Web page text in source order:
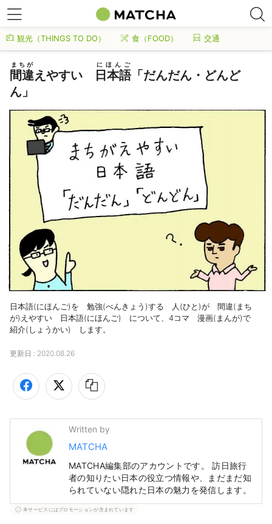
観光（THINGS TO DO） 食（FOOD） 交通
間違
まちが
えやすい 日本語
にほんご
「だんだん・どんど
ん」
日本語(にほんご)を　勉強(べんきょう)する　人(ひと)が　間違(まち
が)えやすい　日本語(にほんご)　について、4コマ　漫画(まんが)で
紹介(しょうかい)　します。
更新日 : 2020.08.26
Written by
MATCHA
MATCHA編集部のアカウントです。 訪日旅行
者の知りたい日本の役立つ情報や、まだまだ知
られていない隠れた日本の魅力を発信します。
本サービスにはプロモーションが含まれています